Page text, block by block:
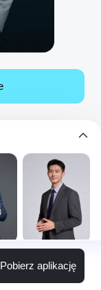
Pobierz aplikację